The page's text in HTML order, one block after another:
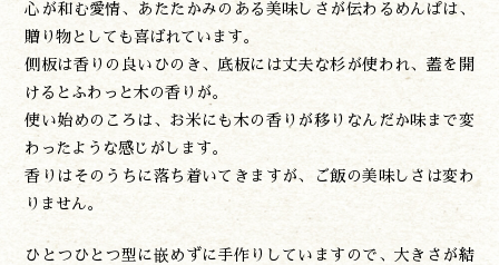
心が和む愛情、あたたかみのある美味しさが伝わるめんぱは、
贈り物としても喜ばれています。
側板は香りの良いひのき、底板には丈夫な杉が使われ、蓋を開
けるとふわっと木の香りが。
使い始めのころは、お米にも木の香りが移りなんだか味まで変
わったような感じがします。
香りはそのうちに落ち着いてきますが、ご飯の美味しさは変わ
りません。
ひとつひとつ型に嵌めずに手作りしていますので、大きさが結